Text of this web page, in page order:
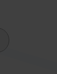
Urlaub
erhoben.
weitere